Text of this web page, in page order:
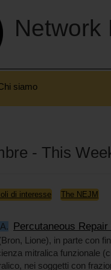
Network
siamo
- This
di interesse The NEJM
Percutaneous
Lione), in parte con
mitralica funzionale
nei soggetti con